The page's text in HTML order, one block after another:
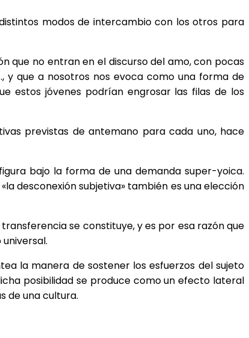
modos de intercambio con los otros para
que no entran en el discurso del amo, con pocas
y que a nosotros nos evoca como una forma de
estos jóvenes podrían engrosar las filas de los
previstas de antemano para cada uno, hace
bajo la forma de una demanda super-yoica.
desconexión subjetiva» también es una elección
se constituye, y es por esa razón que
la manera de sostener los esfuerzos del sujeto
posibilidad se produce como un efecto lateral
de una cultura.